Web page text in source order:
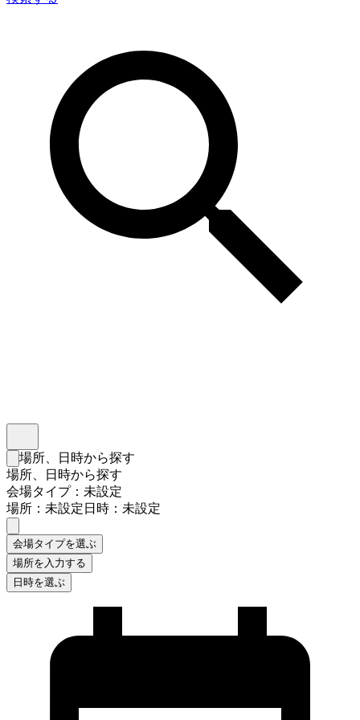
検索フォームを閉じる
場所、日時から探す
場所、日時から探す
会場タイプ：未設定
場所：未設定日時：未設定
会場タイプを選ぶ
場所を入力する
日時を選ぶ